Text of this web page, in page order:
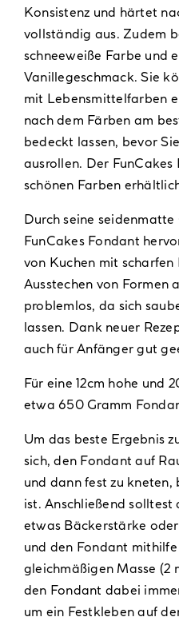
Konsistenz und härtet
vollständig aus. Zudem
schneeweiße Farbe und
Vanillegeschmack. Sie
mit Lebensmittelfarben
nach dem Färben am
bedeckt lassen, bevor
ausrollen. Der
schönen Farben
Durch seine
FunCakes Fondant
von Kuchen mit scharfen
Ausstechen von Formen
problemlos, da sich
lassen. Dank neuer
auch für Anfänger gut
Für eine 12cm hohe und
etwa 650 Gramm
Um das beste Ergebnis
sich, den Fondant auf
und dann fest zu
ist. Anschließend
etwas Bäckerstärke
und den Fondant
gleichmäßigen Masse (2
den Fondant dabei
um ein Festkleben auf